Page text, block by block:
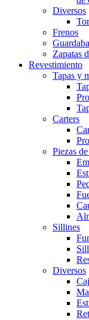
Diversos
Frenos
Zapatas
Revestimiento
Tapas y
Carters
Piezas
Sillines
Diversos